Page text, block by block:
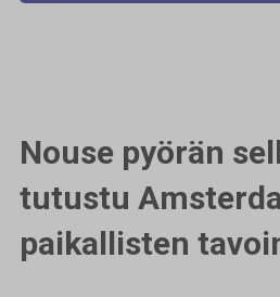
Nouse pyörän
tutustu
paikallisten